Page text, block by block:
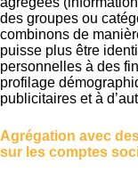
des groupes ou
combinons de
puisse plus être
personnelles à des
profilage
publicitaires et à
Agrégation avec
sur les comptes